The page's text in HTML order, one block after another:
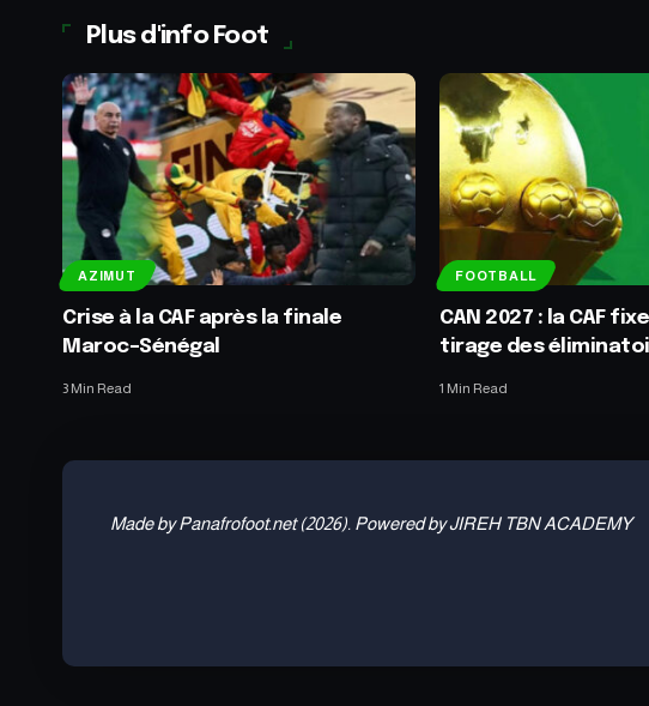
Plus d'info Foot
AZIMUT
Crise à la CAF après la finale
Maroc–Sénégal
3 Min Read
FOOTBALL
CAN 2027 : la CAF
tirage des
1 Min Read
Made by Panafrofoot.net (2026). Powered by JIREH TBN ACADEMY